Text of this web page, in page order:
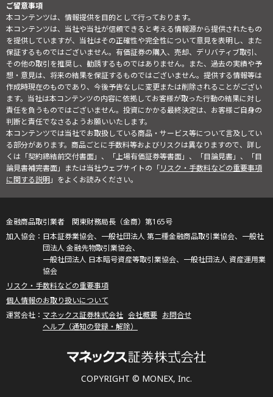
ご留意事項
本コンテンツは、情報提供を目的として行っております。
本コンテンツは、当社や当社が信頼できると考える情報源から提供されたもの
を提供していますが、当社はその正確性や完全性について意見を表明し、また
保証するものではございません。有価証券の購入、売却、デリバティブ取引、
その他の取引を推奨し、勧誘するものではありません。また、過去の実績や予
想・意見は、将来の結果を保証するものではございません。提供する情報等は
作成時現在のものであり、今後予告なしに変更または削除されることがござい
ます。当社は本コンテンツの内容に依拠してお客様が取った行動の結果に対し
責任を負うものではございません。投資にかかる最終決定は、お客様ご自身の
判断と責任でなさるようお願いいたします。
本コンテンツでは当社でお取扱している商品・サービス等について言及してい
る部分があります。商品ごとに手数料等およびリスクは異なりますので、詳し
くは「契約締結前交付書面」、「上場有価証券等書面」、「目論見書」、「目
論見書補完書面」または当社ウェブサイトの「リスク・手数料などの重要事項
に関する説明」をよくお読みください。
COPYRIGHT © MONEX, Inc.
金融商品取引業者 関東財務局長（金商）第165号
日本証券業協会、一般社団法人 第二種金融商品取引業協会、一般社
団法人 金融先物取引業協会、
一般社団法人 日本暗号資産等取引業協会、一般社団法人 資産運用業
協会
リスク・手数料などの重要事項
個人情報のお取り扱いについて
マネックス証券株式会社 会社概要 お問合せ
ヘルプ（通知の登録・解除）